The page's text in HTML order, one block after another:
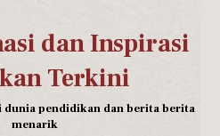
dan Inspirasi
Terkini
pendidikan dan berita berita
menarik